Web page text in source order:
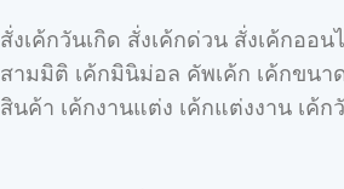
สั่งเค้กวันเกิด สั่งเค้กด่วน สั่งเค้กออน
สามมิติ เค้กมินิม่อล คัพเค้ก เค้กขนา
สินค้า เค้กงานแต่ง เค้กแต่งงาน เค้ก